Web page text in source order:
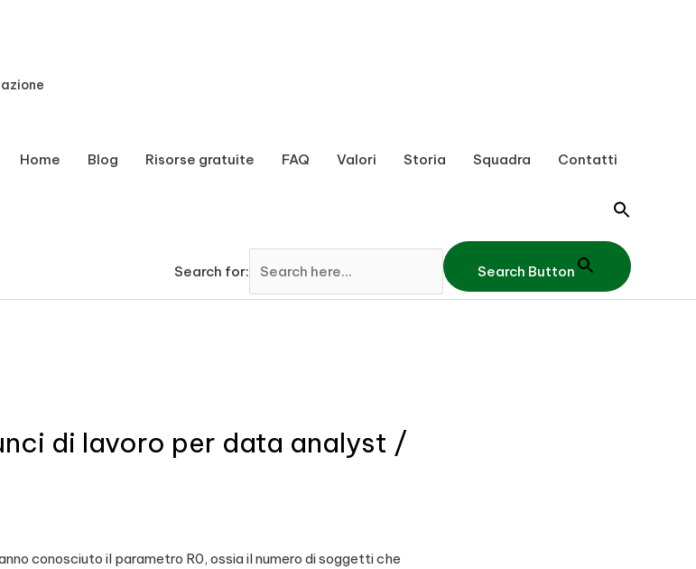
Home Blog Risorse gratuite FAQ Valori Storia Squadra Contatti
Search for: Search Button
di lavoro per data analyst /
conosciuto il parametro R0, ossia il numero di soggetti che